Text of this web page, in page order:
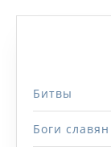
Битвы
Боги славян